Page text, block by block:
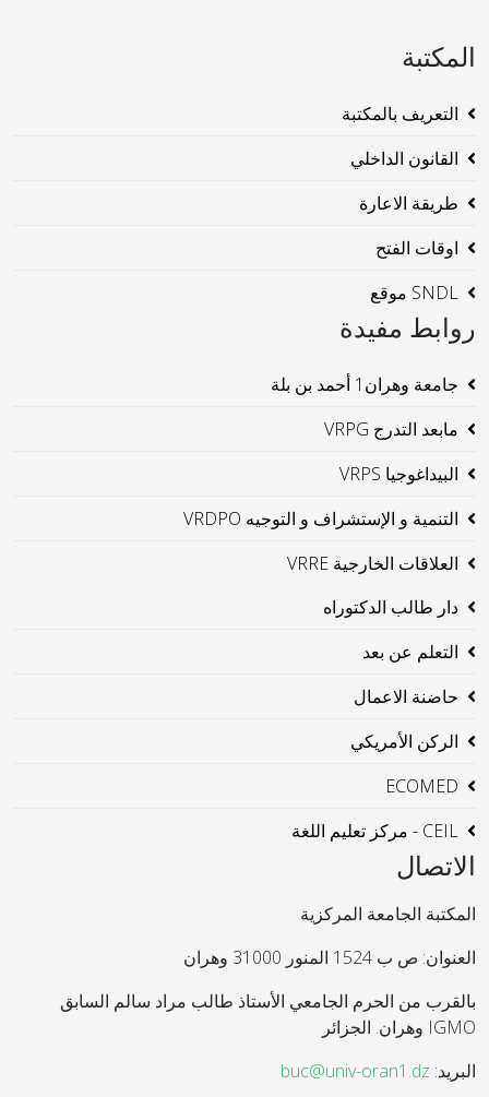
المكتبة
التعريف بالمكتبة
القانون الداخلي
طريقة الاعارة
اوقات الفتح
SNDL موقع
روابط مفيدة
جامعة وهران1 أحمد بن بلة
مابعد التدرج VRPG
البيداغوجيا VRPS
التنمية و الإستشراف و التوجيه VRDPO
العلاقات الخارجية VRRE
دار طالب الدكتوراه
التعلم عن بعد
حاضنة الاعمال
الركن الأمريكي
ECOMED
CEIL - مركز تعليم اللغة
الاتصال
المكتبة الجامعة المركزية
العنوان: ص ب 1524 المنور 31000 وهران
بالقرب من الحرم الجامعي الأستاذ طالب مراد سالم السابق
IGMO وهران. الجزائر
البريد: buc@univ-oran1.dz